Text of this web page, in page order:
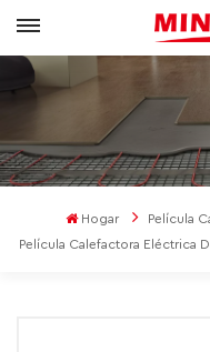
Hogar
Película
Película Calefactora Eléctrica